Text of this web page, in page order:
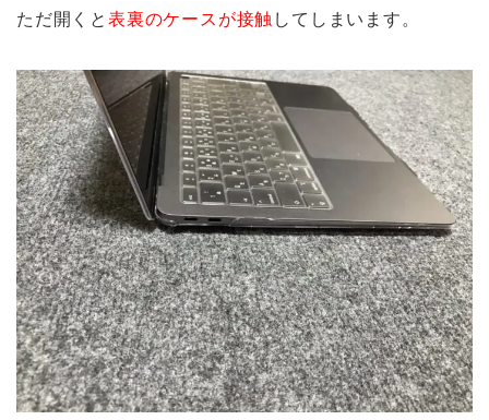
ただ開くと 表裏のケースが接触 してしまいます。